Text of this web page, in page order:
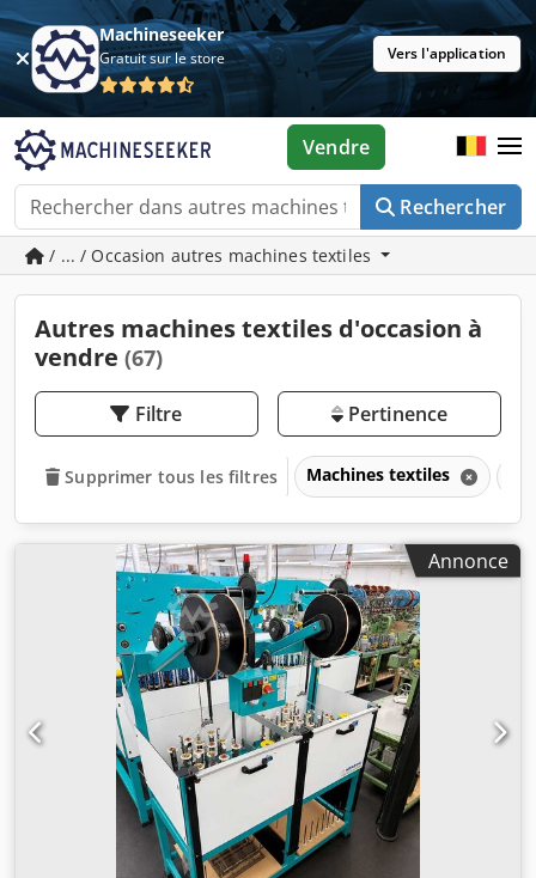
Machineseeker
Gratuit sur le store Vers l'application
Rechercher
Vendre
/ ... / Occasion autres machines textiles
Autres machines textiles d'occasion à
vendre (67)
Filtre Pertinence
Supprimer tous les filtres Machines textiles
Annonce